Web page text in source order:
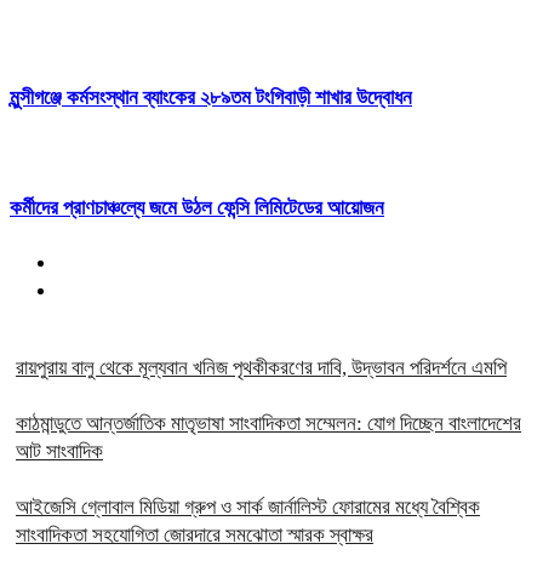
মুন্সীগঞ্জে কর্মসংস্থান ব্যাংকের ২৮৯তম টংগিবাড়ী শাখার উদ্বোধন
কর্মীদের প্রাণচাঞ্চল্যে জমে উঠল ফেন্সি লিমিটেডের আয়োজন
রায়পুরায় বালু থেকে মূল্যবান খনিজ পৃথকীকরণের দাবি, উদ্ভাবন পরিদর্শনে এমপি
কাঠমান্ডুতে আন্তর্জাতিক মাতৃভাষা সাংবাদিকতা সম্মেলন: যোগ দিচ্ছেন বাংলাদেশের
আট সাংবাদিক
আইজেসি গ্লোবাল মিডিয়া গ্রুপ ও সার্ক জার্নালিস্ট ফোরামের মধ্যে বৈশ্বিক
সাংবাদিকতা সহযোগিতা জোরদারে সমঝোতা স্মারক স্বাক্ষর